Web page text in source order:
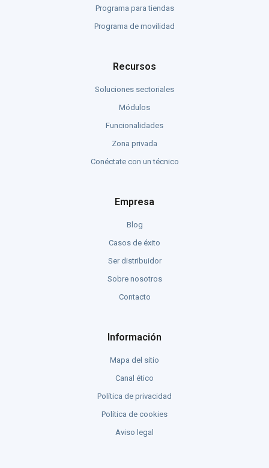
Programa para tiendas
Programa de movilidad
Recursos
Soluciones sectoriales
Módulos
Funcionalidades
Zona privada
Conéctate con un técnico
Empresa
Blog
Casos de éxito
Ser distribuidor
Sobre nosotros
Contacto
Información
Mapa del sitio
Canal ético
Política de privacidad
Política de cookies
Aviso legal